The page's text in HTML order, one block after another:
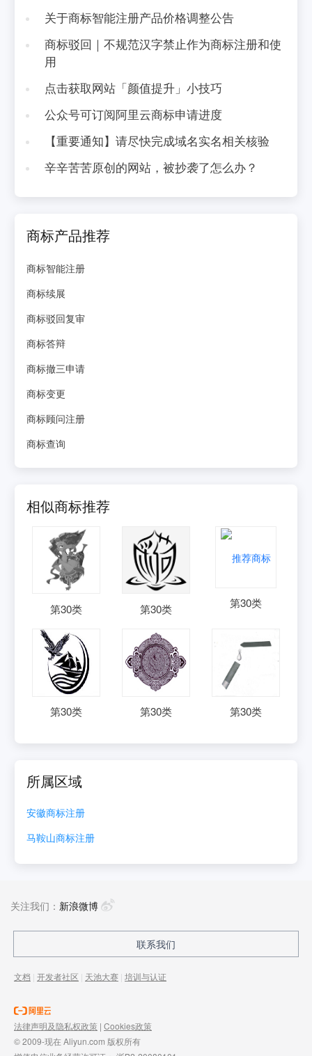
关于商标智能注册产品价格调整公告
商标驳回｜不规范汉字禁止作为商标注册和使
用
点击获取网站「颜值提升」小技巧
公众号可订阅阿里云商标申请进度
【重要通知】请尽快完成域名实名相关核验
辛辛苦苦原创的网站，被抄袭了怎么办？
商标产品推荐
商标智能注册
商标续展
商标驳回复审
商标答辩
商标撤三申请
商标变更
商标顾问注册
商标查询
相似商标推荐
第30类 第30类 第30类
第30类 第30类 第30类
所属区域
安徽商标注册
马鞍山商标注册